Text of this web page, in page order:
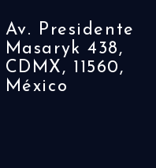
Av. Presidente
Masaryk 438,
CDMX, 11560,
México